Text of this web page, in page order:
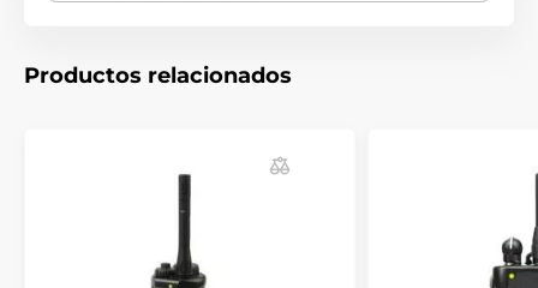
Accesorios Collares de adiestramiento
Transmisores para collares de adiestramiento
Productos relacionados